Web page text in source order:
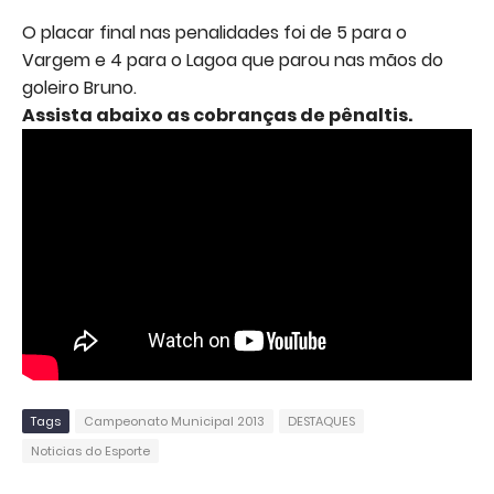
O placar final nas penalidades foi de 5 para o
Vargem e 4 para o Lagoa que parou nas mãos do
goleiro Bruno.
Assista abaixo as cobranças de pênaltis.
Tags Campeonato Municipal 2013
DESTAQUES
Noticias do Esporte